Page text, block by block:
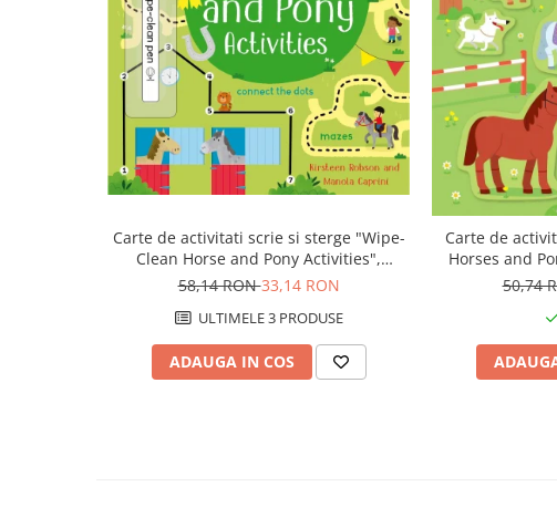
Carte de activitati scrie si sterge "Wipe-
Clean Horse and Pony Activities",
reutilizabila, Usborne
58,14 RON33,14 RON
ULTIMELE 3 PRODUSE
ADAUGA IN COS
Carte de
Horses and
50,74